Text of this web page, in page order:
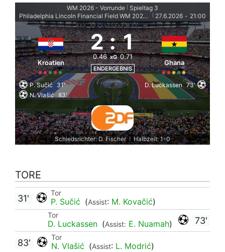
WM 2026 - Vorrunde
Spieltag 3
Philadelphia Lincoln Financial Field WM 2026 Stadion
27.6.2026 - 21:00
Kroatien
2 : 1
0.46 xG 0.71
ENDERGEBNIS
Ghana
P. Sučić 31'
N. Vlašić 83'
D. Luckassen 73'
Schiedsrichter: D. Fischer | Halbzeit: 1-0
TORE
Tor
P. Sučić (Assist: M. Kovačić)
31'
73'
Tor
D. Luckassen (Assist: E. Nuamah)
Tor
N. Vlašić (Assist: L. Modrić)
83'